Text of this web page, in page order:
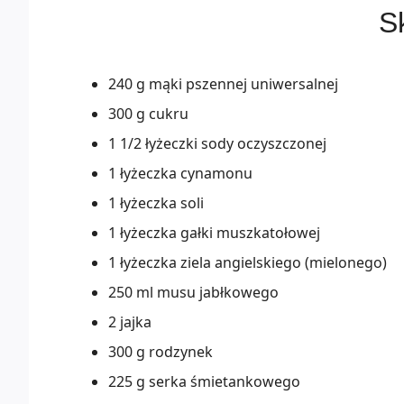
240 g mąki pszennej uniwersalnej
300 g cukru
1 1/2 łyżeczki sody oczyszczonej
1 łyżeczka cynamonu
1 łyżeczka soli
1 łyżeczka gałki muszkatołowej
1 łyżeczka ziela angielskiego (mielonego)
250 ml musu jabłkowego
2 jajka
300 g rodzynek
225 g serka śmietankowego